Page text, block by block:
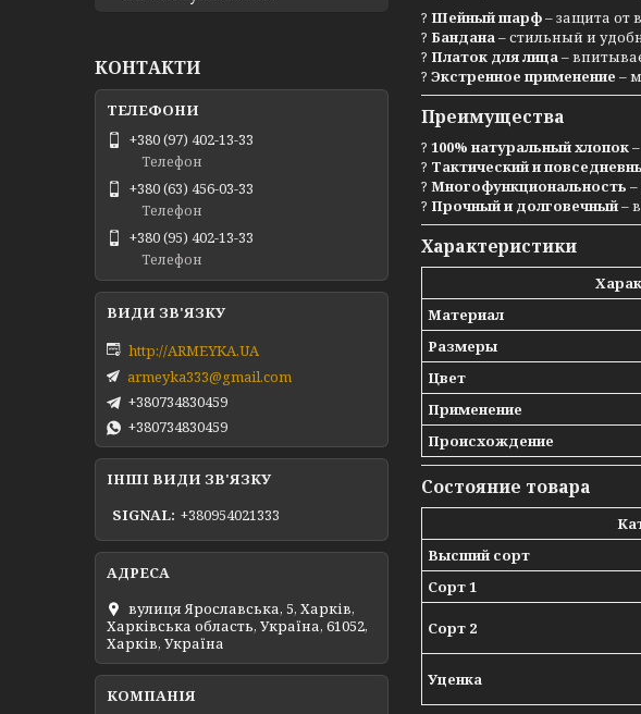
? Шейный шарф– защита от
? Бандана– стильный и
? Платок для лица–
? Экстренное применение –
Преимущества
? 100% натуральный хлопок
? Тактический и
? Многофункциональность
? Прочный и долговечный–
Характеристики
Материал
Размеры
Цвет
Применение
Происхождение
Состояние товара
Высший сорт
Сорт 1
Сорт 2
Уценка
КОНТАКТИ
+380 (97) 402-13-33
Телефон
+380 (63) 456-03-33
Телефон
+380 (95) 402-13-33
Телефон
http://ARMEYKA.UA
armeyka333@gmail.com
+380734830459
+380734830459
ІНШІ ВИДИ ЗВ'ЯЗКУ
SIGNAL +380954021333
вулиця Ярославська, 5, Харків,
Харківська область, Україна, 61052,
Харків, Україна